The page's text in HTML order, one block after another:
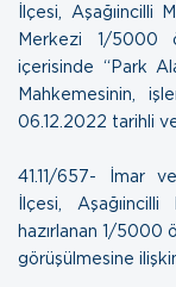
İlçesi, Aşağıincilli
Merkezi 1/5000
içerisinde “Park
Mahkemesinin,
06.12.2022 tarihli ve
41.11/657- İmar
İlçesi,
hazırlanan 1/5000
görüşülmesine